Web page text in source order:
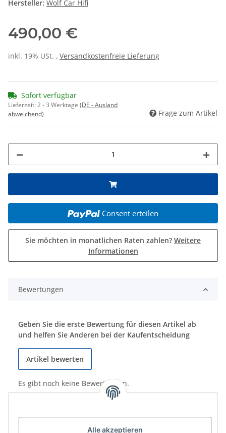
Alle akzeptieren
Hersteller: Wolf Car Hifi
490,00 €
inkl. 19% USt. , Versandkostenfreie Lieferung
Sofort verfügbar
Lieferzeit:2 - 3 Werktage (DE - Ausland
abweichend)
Frage zum Artikel
Consent erteilen
Sie möchten in monatlichen Raten zahlen? Weitere
Informationen
Bewertungen
Geben Sie die erste Bewertung für diesen Artikel ab
und helfen Sie Anderen bei der Kaufentscheidung
Artikel bewerten
Es gibt noch keine Bewertungen.